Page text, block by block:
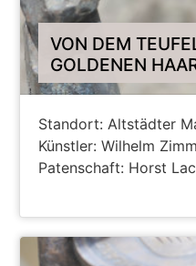
VON DEM
GOLDENEN
Standort: Altstädter
Künstler: Wilhelm
Patenschaft: Horst